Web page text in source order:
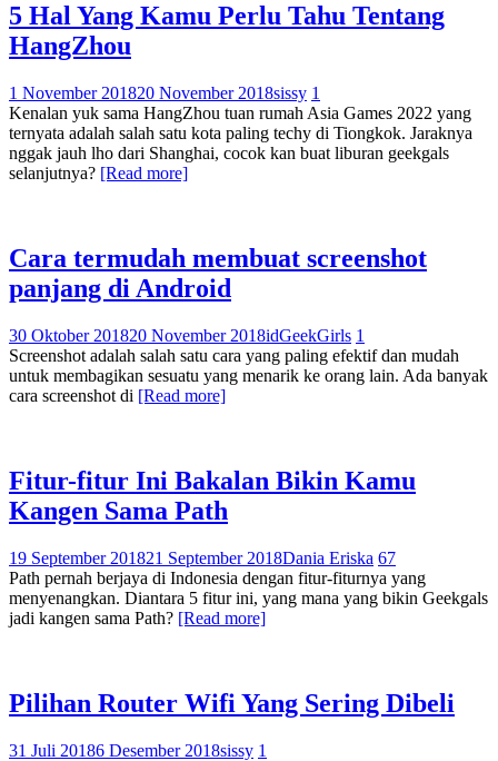
5 Hal Yang Kamu Perlu Tahu Tentang
HangZhou
1 November 201820 November 2018sissy 1
Kenalan yuk sama HangZhou tuan rumah Asia Games 2022 yang
ternyata adalah salah satu kota paling techy di Tiongkok. Jaraknya
nggak jauh lho dari Shanghai, cocok kan buat liburan geekgals
selanjutnya? [Read more]
Cara termudah membuat screenshot
panjang di Android
30 Oktober 201820 November 2018idGeekGirls 1
Screenshot adalah salah satu cara yang paling efektif dan mudah
untuk membagikan sesuatu yang menarik ke orang lain. Ada banyak
cara screenshot di [Read more]
Fitur-fitur Ini Bakalan Bikin Kamu
Kangen Sama Path
19 September 201821 September 2018Dania Eriska 67
Path pernah berjaya di Indonesia dengan fitur-fiturnya yang
menyenangkan. Diantara 5 fitur ini, yang mana yang bikin Geekgals
jadi kangen sama Path? [Read more]
Pilihan Router Wifi Yang Sering Dibeli
31 Juli 20186 Desember 2018sissy 1